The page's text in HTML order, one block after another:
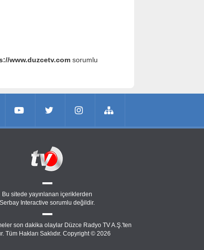
www.duzcetv.comsorumlu
Bu sitede yayınlanan içeriklerden
Serbay Interactive sorumlu değildir.
son dakika olaylar Düzce Radyo TV A.Ş.'ten
Tüm Hakları Saklıdır. Copyright © 2026